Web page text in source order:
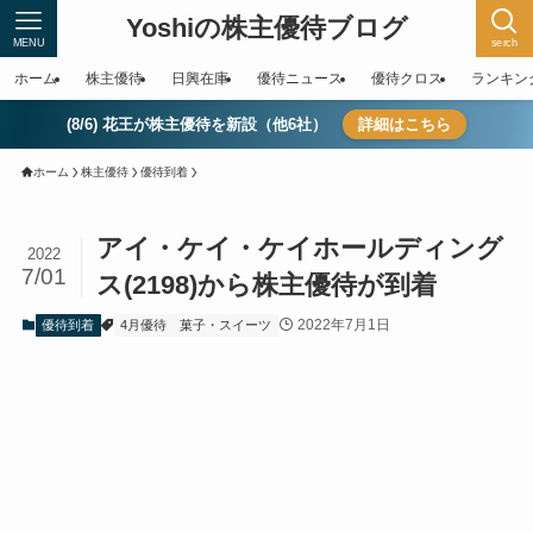
Yoshiの株主優待ブログ serch
MENU
ホーム 株主優待 日興在庫 優待ニュース 優待クロス ランキン
(8/6) 花王が株主優待を新設（他6社） 詳細はこちら
ホーム 株主優待 優待到着
アイ・ケイ・ケイホールディング
ス(2198)から株主優待が到着
2022
7/01
優待到着 4月優待 菓子・スイーツ 2022年7月1日